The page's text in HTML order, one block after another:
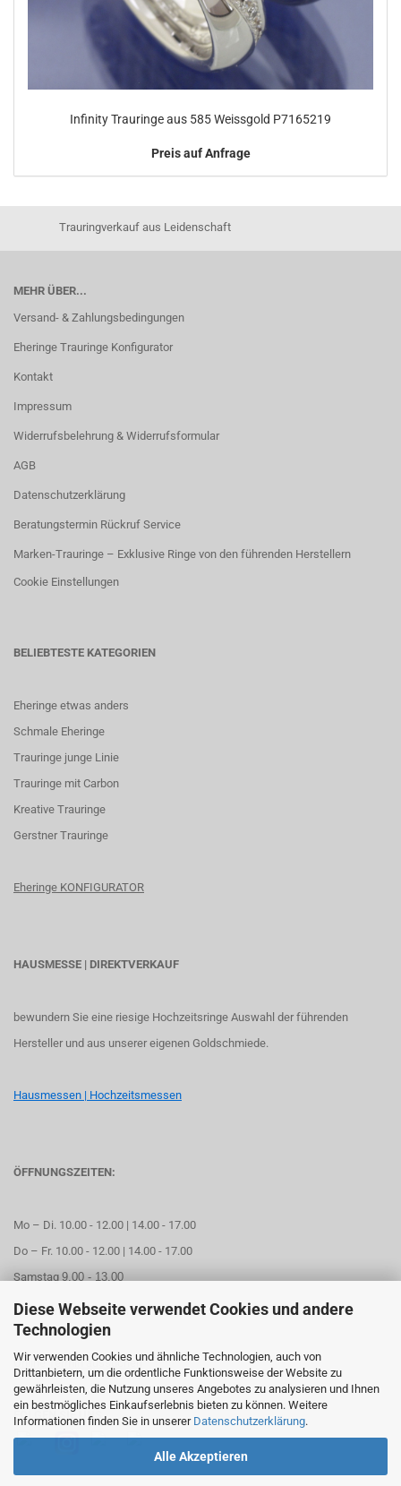
Diese Webseite verwendet Cookies und andere
Technologien
Wir verwenden Cookies und ähnliche Technologien, auch von
Drittanbietern, um die ordentliche Funktionsweise der Website zu
gewährleisten, die Nutzung unseres Angebotes zu analysieren und Ihnen
ein bestmögliches Einkaufserlebnis bieten zu können. Weitere
Informationen finden Sie in unserer Datenschutzerklärung.
Alle Akzeptieren
Infinity Trauringe aus 585 Weissgold P7165219
Preis auf Anfrage
Trauringverkauf aus Leidenschaft
MEHR ÜBER...
Versand- & Zahlungsbedingungen
Eheringe Trauringe Konfigurator
Kontakt
Impressum
Widerrufsbelehrung & Widerrufsformular
AGB
Datenschutzerklärung
Beratungstermin Rückruf Service
Marken-Trauringe – Exklusive Ringe von den führenden Herstellern
Cookie Einstellungen
BELIEBTESTE KATEGORIEN
Eheringe etwas anders
Schmale Eheringe
Trauringe junge Linie
Trauringe mit Carbon
Kreative Trauringe
Gerstner Trauringe
Eheringe KONFIGURATOR
HAUSMESSE | DIREKTVERKAUF
bewundern Sie eine riesige Hochzeitsringe Auswahl der führenden
Hersteller und aus unserer eigenen Goldschmiede.
Hausmessen | Hochzeitsmessen
ÖFFNUNGSZEITEN:
Mo – Di. 10.00 - 12.00 | 14.00 - 17.00
Do – Fr. 10.00 - 12.00 | 14.00 - 17.00
Samstag 9.00 - 13.00
Mittwoch geschlossen
Online Termin aussuchen
FOLGEN SIE UNS